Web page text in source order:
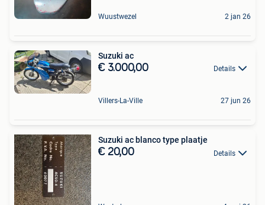
Wuustwezel 2 jan 26
Suzuki ac
€ 3.000,00 Details
Villers-La-Ville 27 jun 26
Suzuki ac blanco type plaatje
€ 20,00 Details